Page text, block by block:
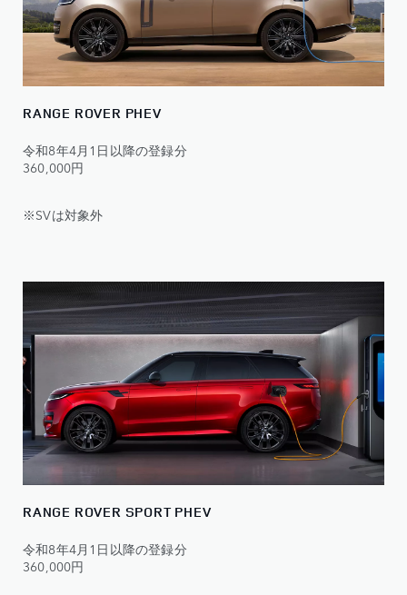
RANGE ROVER PHEV
令和8年4月1日以降の登録分
360,000円
※SVは対象外
RANGE ROVER SPORT PHEV
令和8年4月1日以降の登録分
360,000円